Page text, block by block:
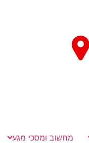
מחשוב ומסכי מגע